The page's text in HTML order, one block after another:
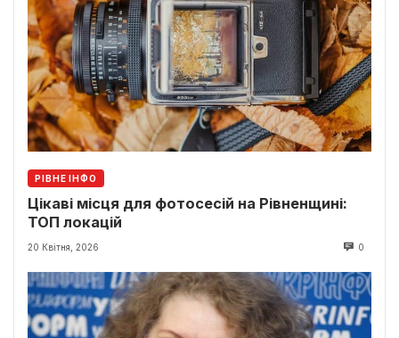
РІВНЕ ІНФО
Цікаві місця для фотосесій на Рівненщині:
ТОП локацій
20 Квітня, 2026 0